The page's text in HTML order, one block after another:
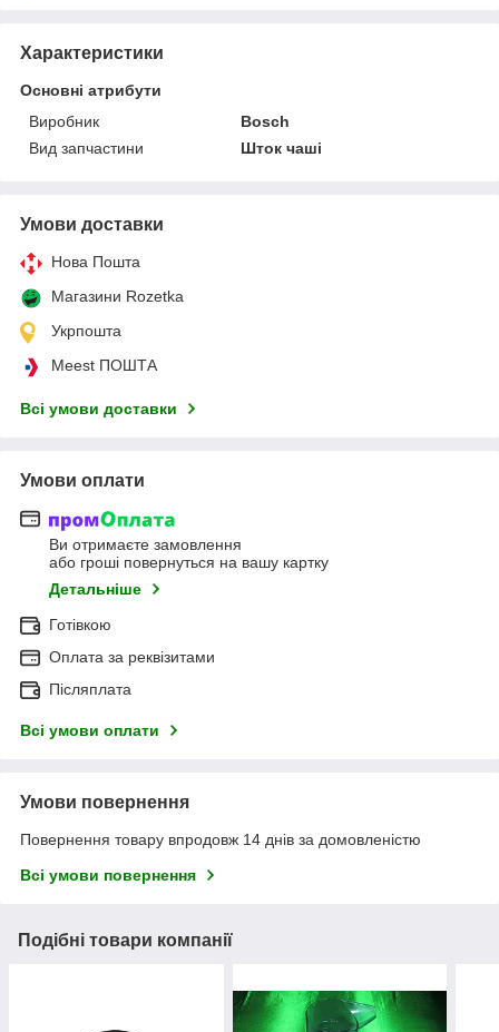
Характеристики
Основні атрибути
Виробник
Bosch
Вид запчастини
Шток чаші
Умови доставки
Нова Пошта
Магазини Rozetka
Укрпошта
Meest ПОШТА
Всі умови доставки
Умови оплати
Ви отримаєте замовлення
або гроші повернуться на вашу картку
Детальніше
Готівкою
Оплата за реквізитами
Післяплата
Всі умови оплати
Умови повернення
Повернення товару впродовж 14 днів за домовленістю
Всі умови повернення
Подібні товари компанії